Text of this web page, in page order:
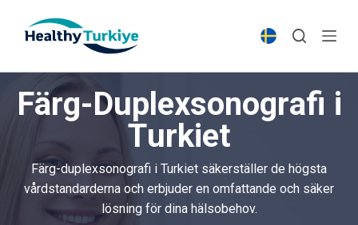
p
o
Färg-Duplexsonografi i
Turkiet
Färg-duplexsonografi i Turkiet säkerställer de högsta
vårdstandarderna och erbjuder en omfattande och säker
lösning för dina hälsobehov.